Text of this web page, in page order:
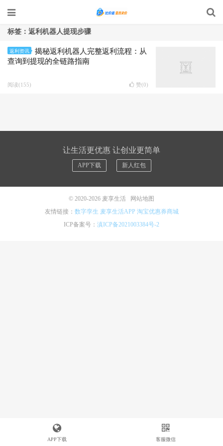
标签：返利机器人提现步骤
返利资讯
揭秘返利机器人完整返利流程：从
查询到提现的全链路指南
阅读(155) 赞(0)
让生活更优惠 让创业更简单
APP下载 新人红包
© 2020-2026 麦享生活
网站地图
友情链接： 数字孪生 麦享生活APP 淘宝优惠券商城
ICP备案号： 滇ICP备2021003384号-2
APP下载 客服微信